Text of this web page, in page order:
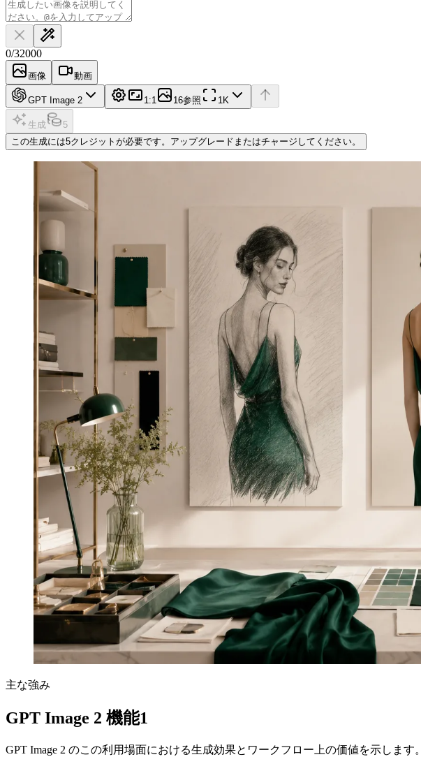
0/32000
画像 動画
GPT Image 2 1:1 16参照 1K
生成
5
この生成には5クレジットが必要です。アップグレードまたはチャージしてください。
主な強み
GPT Image 2 機能1
GPT Image 2 のこの利用場面における生成効果とワークフロー上の価値を示します。